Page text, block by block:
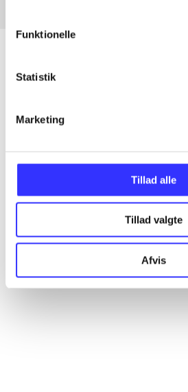
Funktionelle
Statistik
Marketing
Tillad alle
Tillad valgte
Afvis
Alle registrerede artikler fordelt på
...
...
...